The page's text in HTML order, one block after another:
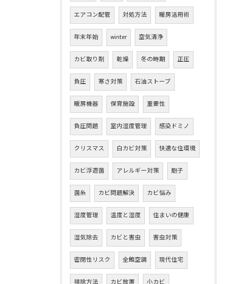
エアコン配管 対処方法 暖房活用術
年末年始 winter 空気清浄
カビ取り剤 乾燥 冬の時期 正圧
負圧 寒さ対策 石油ストーブ
暖房機器 保育施設 重要性
負圧問題 室内湿度管理 感染ドミノ
クリスマス 白カビ対策 快適な住環境
カビ浮遊菌 アレルギー対策 胞子
菌糸 カビ問題解決 カビ悩み
湿度管理 温度と湿度 住まいの健康
湿気除去 カビと害虫 害虫対策
密閉性リスク 全館空調 現代住宅